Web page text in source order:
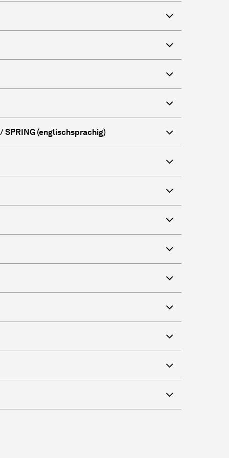
(englischsprachig)